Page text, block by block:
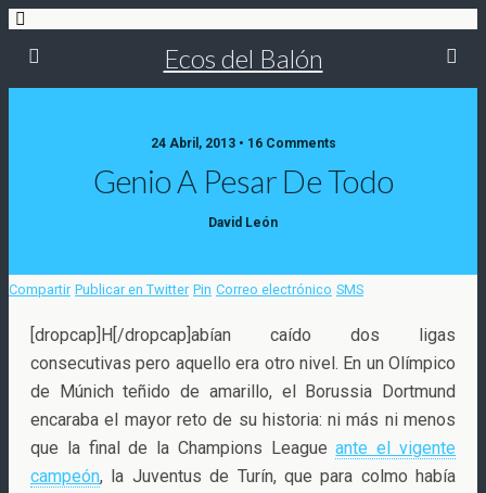
Ecos del Balón
24 Abril, 2013 • 16 Comments
Genio A Pesar De Todo
David León
Compartir Publicar en Twitter Pin Correo electrónico SMS
[dropcap]H[/dropcap]abían caído dos ligas
consecutivas pero aquello era otro nivel. En un Olímpico
de Múnich teñido de amarillo, el Borussia Dortmund
encaraba el mayor reto de su historia: ni más ni menos
que la final de la Champions Leagueante el vigente
campeón, la Juventus de Turín, que para colmo había